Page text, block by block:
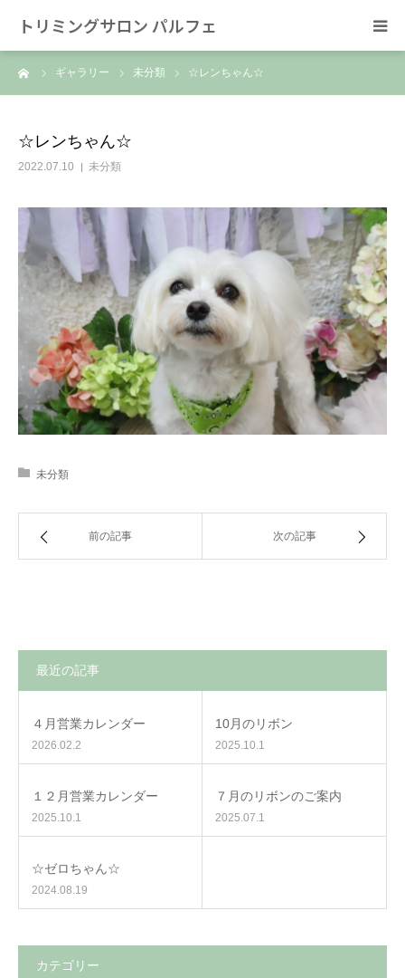
トリミングサロン パルフェ
ギャラリー 未分類 ☆レンちゃん☆
☆レンちゃん☆
2022.07.10 未分類
未分類
前の記事 次の記事
最近の記事
４月営業カレンダー
2026.02.2
10月のリボン
2025.10.1
１２月営業カレンダー
2025.10.1
７月のリボンのご案内
2025.07.1
☆ゼロちゃん☆
2024.08.19
カテゴリー
HOME
スタッフ
SNS/リンク